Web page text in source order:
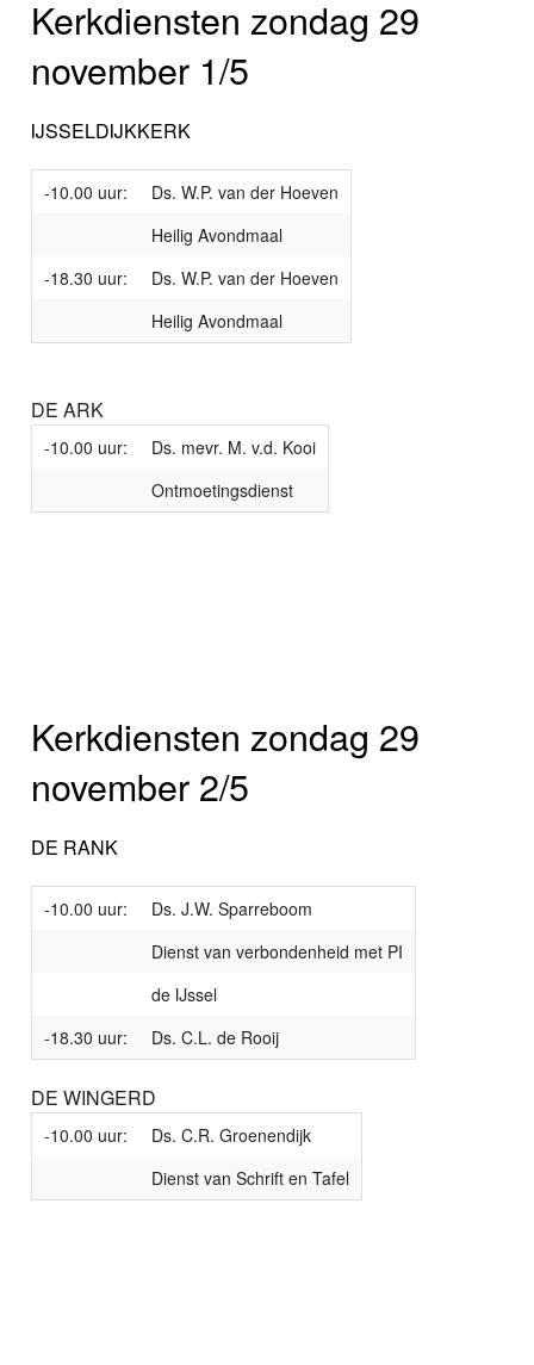
Kerkdiensten zondag 29
november 1/5
IJSSELDIJKKERK
-10.00 uur:
Ds. W.P. van der Hoeven
Heilig Avondmaal
-18.30 uur:
Ds. W.P. van der Hoeven
Heilig Avondmaal
DE ARK
-10.00 uur:
Ds. mevr. M. v.d. Kooi
Ontmoetingsdienst
Kerkdiensten zondag 29
november 2/5
DE RANK
-10.00 uur:
Ds. J.W. Sparreboom
Dienst van verbondenheid met PI
de IJssel
-18.30 uur:
Ds. C.L. de Rooij
DE WINGERD
-10.00 uur:
Ds. C.R. Groenendijk
Dienst van Schrift en Tafel